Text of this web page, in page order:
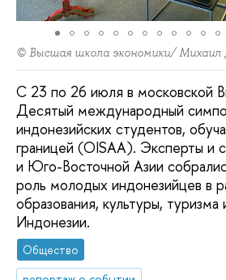
© Высшая школа экономики/
С 23 по 26 июля в московской
Десятый международный
индонезийских студентов,
границей (OISAA). Эксперты и
и Юго-Восточной Азии
роль молодых индонезийцев в
образования, культуры,
Индонезии.
Общество